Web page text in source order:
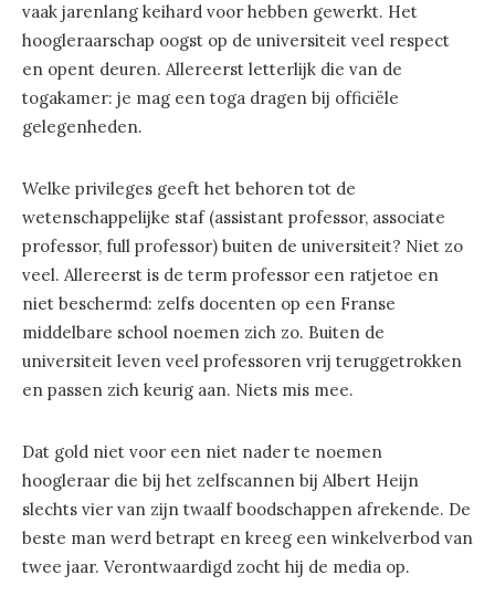
vaak jarenlang keihard voor hebben gewerkt. Het
hoogleraarschap oogst op de universiteit veel respect
en opent deuren. Allereerst letterlijk die van de
togakamer: je mag een toga dragen bij officiële
gelegenheden.
Welke privileges geeft het behoren tot de
wetenschappelijke staf (assistant professor, associate
professor, full professor) buiten de universiteit? Niet zo
veel. Allereerst is de term professor een ratjetoe en
niet beschermd: zelfs docenten op een Franse
middelbare school noemen zich zo. Buiten de
universiteit leven veel professoren vrij teruggetrokken
en passen zich keurig aan. Niets mis mee.
Dat gold niet voor een niet nader te noemen
hoogleraar die bij het zelfscannen bij Albert Heijn
slechts vier van zijn twaalf boodschappen afrekende. De
beste man werd betrapt en kreeg een winkelverbod van
twee jaar. Verontwaardigd zocht hij de media op.